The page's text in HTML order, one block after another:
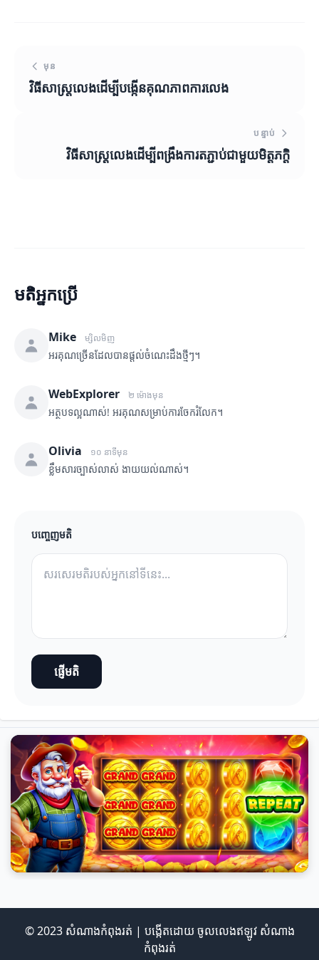
មុន
វិធីសាស្រ្តលេងដើម្បីបង្កើនគុណភាពការលេង
បន្ទាប់
វិធីសាស្រ្តលេងដើម្បីពង្រឹងការតភ្ជាប់ជាមួយមិត្តភក្តិ
មតិអ្នកប្រើ
Mike ម្សិលមិញ
អរគុណច្រើនដែលបានផ្តល់ចំណេះដឹងថ្មីៗ។
WebExplorer ២ ម៉ោងមុន
អត្ថបទល្អណាស់! អរគុណសម្រាប់ការចែករំលែក។
Olivia ១០ នាទីមុន
ខ្លឹមសារច្បាស់លាស់ ងាយយល់ណាស់។
បញ្ចេញមតិ
ផ្ញើមតិ
© 2023 សំណាងកំពុងរត់ | បង្កើតដោយ ចូលលេងឥឡូវ សំណាង
កំពុងរត់